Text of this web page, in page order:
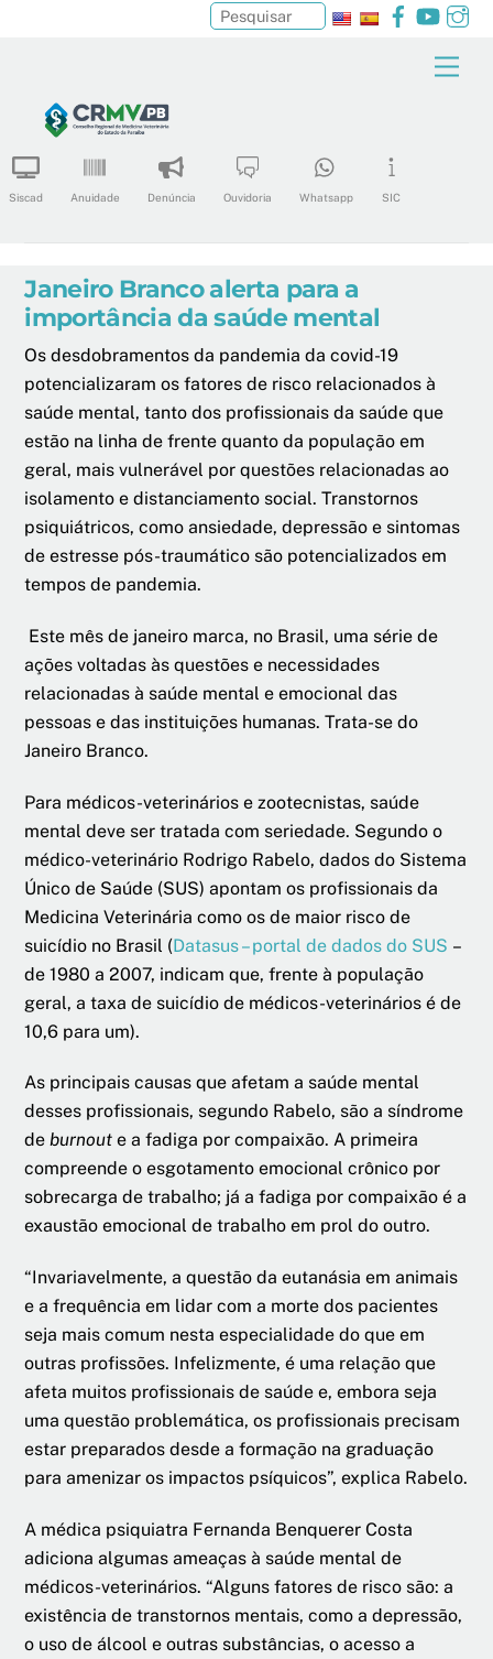
content
Facebook
Siscad Anuidade Denúncia Ouvidoria Whatsapp SIC
Pesquisar
Janeiro Branco alerta para a
importância da saúde mental
Os desdobramentos da pandemia da covid-19
potencializaram os fatores de risco relacionados à
saúde mental, tanto dos profissionais da saúde que
estão na linha de frente quanto da população em
geral, mais vulnerável por questões relacionadas ao
isolamento e distanciamento social. Transtornos
psiquiátricos, como ansiedade, depressão e sintomas
de estresse pós-traumático são potencializados em
tempos de pandemia.
Este mês de janeiro marca, no Brasil, uma série de
ações voltadas às questões e necessidades
relacionadas à saúde mental e emocional das
pessoas e das instituições humanas. Trata-se do
Janeiro Branco.
Para médicos-veterinários e zootecnistas, saúde
mental deve ser tratada com seriedade. Segundo o
médico-veterinário Rodrigo Rabelo, dados do Sistema
Único de Saúde (SUS) apontam os profissionais da
Medicina Veterinária como os de maior risco de
suicídio no Brasil (Datasus – portal de dados do SUS –
de 1980 a 2007, indicam que, frente à população
geral, a taxa de suicídio de médicos-veterinários é de
10,6 para um).
As principais causas que afetam a saúde mental
desses profissionais, segundo Rabelo, são a síndrome
deburnout e a fadiga por compaixão. A primeira
compreende o esgotamento emocional crônico por
sobrecarga de trabalho; já a fadiga por compaixão é a
exaustão emocional de trabalho em prol do outro.
“Invariavelmente, a questão da eutanásia em animais
e a frequência em lidar com a morte dos pacientes
seja mais comum nesta especialidade do que em
outras profissões. Infelizmente, é uma relação que
afeta muitos profissionais de saúde e, embora seja
uma questão problemática, os profissionais precisam
estar preparados desde a formação na graduação
para amenizar os impactos psíquicos”, explica Rabelo.
A médica psiquiatra Fernanda Benquerer Costa
adiciona algumas ameaças à saúde mental de
médicos-veterinários. “Alguns fatores de risco são: a
existência de transtornos mentais, como a depressão,
o uso de álcool e outras substâncias, o acesso a